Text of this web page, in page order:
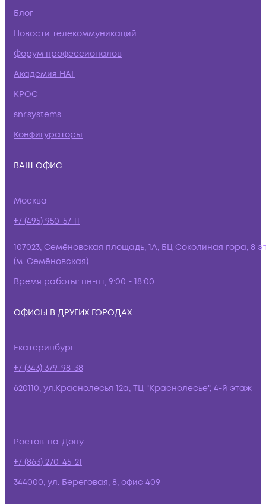
Блог
Новости телекоммуникаций
Форум профессионалов
Академия НАГ
КРОС
snr.systems
Конфигураторы
ВАШ ОФИС
Москва
+7 (495) 950-57-11
107023, Семёновская площадь, 1А, БЦ Соколиная гора, 8
(м. Семёновская)
Время работы: пн-пт, 9:00 - 18:00
ОФИСЫ В ДРУГИХ ГОРОДАХ
Екатеринбург
+7 (343) 379-98-38
620110, ул.Краснолесья 12а, ТЦ "Краснолесье", 4-й этаж
Ростов-на-Дону
+7 (863) 270-45-21
344000, ул. Береговая, 8, офис 409